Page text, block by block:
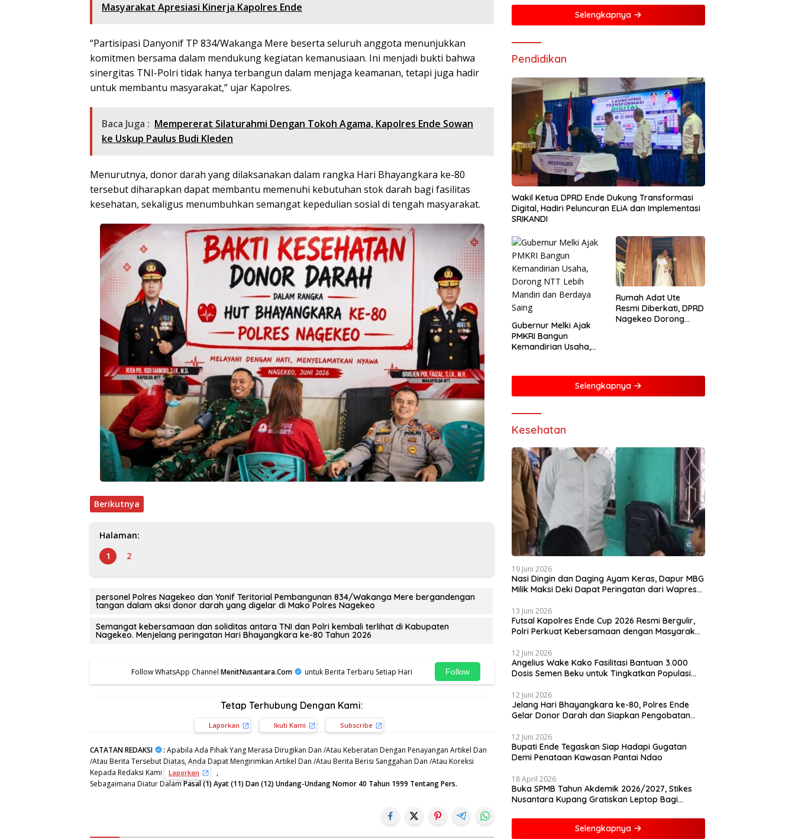
Masyarakat Apresiasi Kinerja Kapolres Ende
“Partisipasi Danyonif TP 834/Wakanga Mere beserta seluruh anggota menunjukkan
komitmen bersama dalam mendukung kegiatan kemanusiaan. Ini menjadi bukti bahwa
sinergitas TNI-Polri tidak hanya terbangun dalam menjaga keamanan, tetapi juga hadir
untuk membantu masyarakat,” ujar Kapolres.
Baca Juga : Mempererat Silaturahmi Dengan Tokoh Agama, Kapolres Ende Sowan
ke Uskup Paulus Budi Kleden
Menurutnya, donor darah yang dilaksanakan dalam rangka Hari Bhayangkara ke-80
tersebut diharapkan dapat membantu memenuhi kebutuhan stok darah bagi fasilitas
kesehatan, sekaligus menumbuhkan semangat kepedulian sosial di tengah masyarakat.
Berikutnya
Halaman:
1
2
personel Polres Nagekeo dan Yonif Teritorial Pembangunan 834/Wakanga Mere bergandengan
tangan dalam aksi donor darah yang digelar di Mako Polres Nagekeo
Semangat kebersamaan dan soliditas antara TNI dan Polri kembali terlihat di Kabupaten
Nagekeo. Menjelang peringatan Hari Bhayangkara ke-80 Tahun 2026
Follow WhatsApp Channel MenitNusantara.Com untuk Berita Terbaru Setiap Hari Follow
Tetap Terhubung Dengan Kami:
Laporkan Ikuti Kami Subscribe
CATATAN REDAKSI : Apabila Ada Pihak Yang Merasa Dirugikan Dan /Atau Keberatan Dengan Penayangan Artikel Dan
/Atau Berita Tersebut Diatas, Anda Dapat Mengirimkan Artikel Dan /Atau Berita Berisi Sanggahan Dan /Atau Koreksi
Kepada Redaksi Kami
Laporkan
,
Sebagaimana Diatur DalamPasal (1) Ayat (11) Dan (12) Undang-Undang Nomor 40 Tahun 1999 Tentang Pers.
Rencana Pembangunan Gerai
Selengkapnya
Pendidikan
Wakil Ketua DPRD Ende Dukung Transformasi
Digital, Hadiri Peluncuran ELiA dan Implementasi
SRIKANDI
Gubernur Melki Ajak
PMKRI Bangun
Kemandirian Usaha,
Saing
Rumah Adat Ute
Resmi Diberkati, DPRD
Nagekeo Dorong
Selengkapnya
Kesehatan
19 Juni 2026
Nasi Dingin dan Daging Ayam Keras, Dapur MBG
Milik Maksi Deki Dapat Peringatan dari Wapres
13 Juni 2026
Futsal Kapolres Ende Cup 2026 Resmi Bergulir,
Polri Perkuat Kebersamaan dengan Masyarakat
12 Juni 2026
Angelius Wake Kako Fasilitasi Bantuan 3.000
Dosis Semen Beku untuk Tingkatkan Populasi
12 Juni 2026
Jelang Hari Bhayangkara ke-80, Polres Ende
Gelar Donor Darah dan Siapkan Pengobatan
12 Juni 2026
Bupati Ende Tegaskan Siap Hadapi Gugatan
Demi Penataan Kawasan Pantai Ndao
18 April 2026
Buka SPMB Tahun Akdemik 2026/2027, Stikes
Nusantara Kupang Gratiskan Leptop Bagi
Selengkapnya